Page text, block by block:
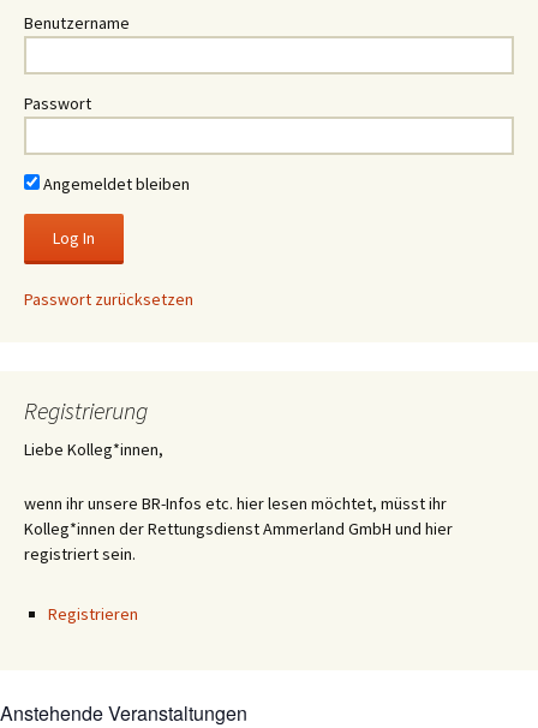
Benutzername
Passwort
Angemeldet bleiben
Passwort zurücksetzen
Registrierung
Liebe Kolleg*innen,
wenn ihr unsere BR-Infos etc. hier lesen möchtet, müsst ihr
Kolleg*innen der Rettungsdienst Ammerland GmbH und hier
registriert sein.
Registrieren
Anstehende Veranstaltungen